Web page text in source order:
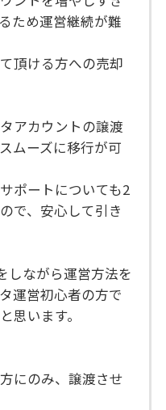
ため運営継続が難
頂ける方への売却
アカウントの譲渡
ムーズに移行が可
ポートについても2
で、安心して引き
しながら運営方法を
運営初心者の方で
思います。
にのみ、譲渡させ